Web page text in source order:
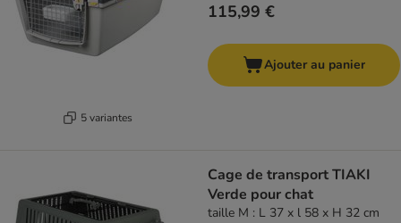
5 variantes
115,99 €
Ajouter au panier
Cage de transport TIAKI
Verde pour chat
taille M : L 37 x l 58 x H 32 cm